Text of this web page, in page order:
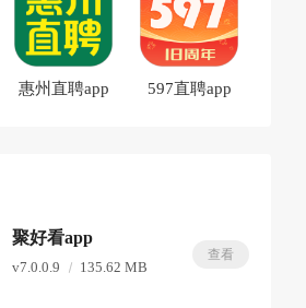
惠州直聘app 597直聘app
查看
聚好看app
v7.0.0.9 135.62 MB